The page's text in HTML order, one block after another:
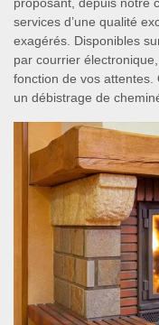
services d’une qualité
exagérés. Disponibles
par courrier
fonction de vos
un débistrage de